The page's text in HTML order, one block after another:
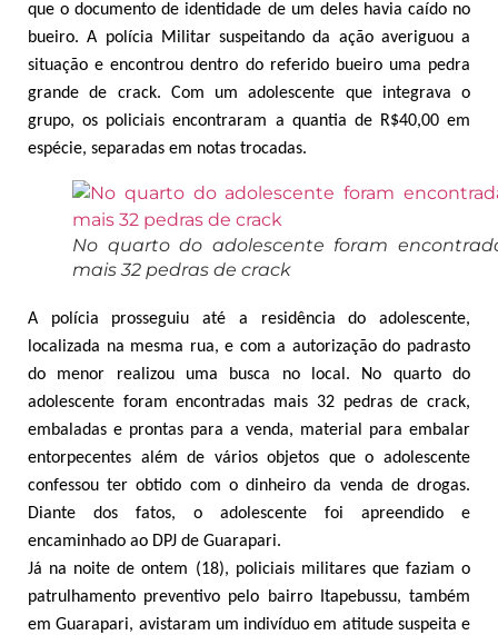
que o documento de identidade de um deles havia caído no
bueiro. A polícia Militar suspeitando da ação averiguou a
situação e encontrou dentro do referido bueiro uma pedra
grande de crack. Com um adolescente que integrava o
grupo, os policiais encontraram a quantia de R$40,00 em
espécie, separadas em notas trocadas.
No quarto do adolescente foram
mais 32 pedras de crack
A polícia prosseguiu até a residência do adolescente,
localizada na mesma rua, e com a autorização do padrasto
do menor realizou uma busca no local. No quarto do
adolescente foram encontradas mais 32 pedras de crack,
embaladas e prontas para a venda, material para embalar
entorpecentes além de vários objetos que o adolescente
confessou ter obtido com o dinheiro da venda de drogas.
Diante dos fatos, o adolescente foi apreendido e
encaminhado ao DPJ de Guarapari.
Já na noite de ontem (18), policiais militares que faziam o
patrulhamento preventivo pelo bairro Itapebussu, também
em Guarapari, avistaram um indivíduo em atitude suspeita e